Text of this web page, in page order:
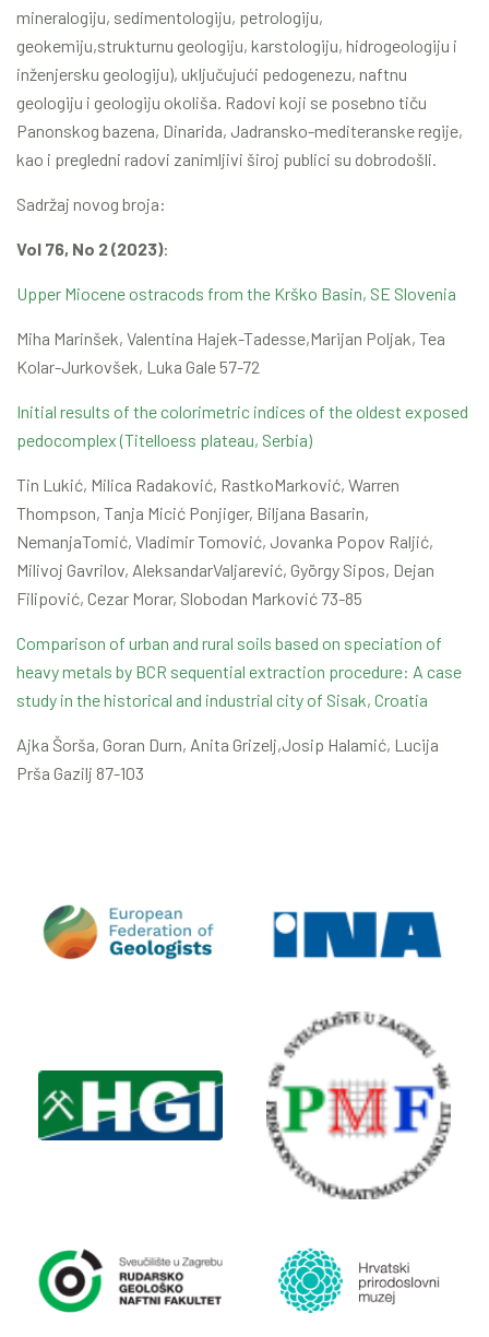
mineralogiju, sedimentologiju, petrologiju,
geokemiju,strukturnu geologiju, karstologiju, hidrogeologiju i
inženjersku geologiju), uključujući pedogenezu, naftnu
geologiju i geologiju okoliša. Radovi koji se posebno tiču
Panonskog bazena, Dinarida, Jadransko-mediteranske regije,
kao i pregledni radovi zanimljivi široj publici su dobrodošli.
Sadržaj novog broja:
Vol 76, No 2 (2023):
Upper Miocene ostracods from the Krško Basin, SE Slovenia
Miha Marinšek, Valentina Hajek-Tadesse,Marijan Poljak, Tea
Kolar-Jurkovšek, Luka Gale 57-72
Initial results of the colorimetric indices of the oldest exposed
pedocomplex (Titelloess plateau, Serbia)
Tin Lukić, Milica Radaković, RastkoMarković, Warren
Thompson, Tanja Micić Ponjiger, Biljana Basarin,
NemanjaTomić, Vladimir Tomović, Jovanka Popov Raljić,
Milivoj Gavrilov, AleksandarValjarević, György Sipos, Dejan
Filipović, Cezar Morar, Slobodan Marković 73-85
Comparison of urban and rural soils based on speciation of
heavy metals by BCR sequential extraction procedure: A case
study in the historical and industrial city of Sisak, Croatia
Ajka Šorša, Goran Durn, Anita Grizelj,Josip Halamić, Lucija
Prša Gazilj 87-103